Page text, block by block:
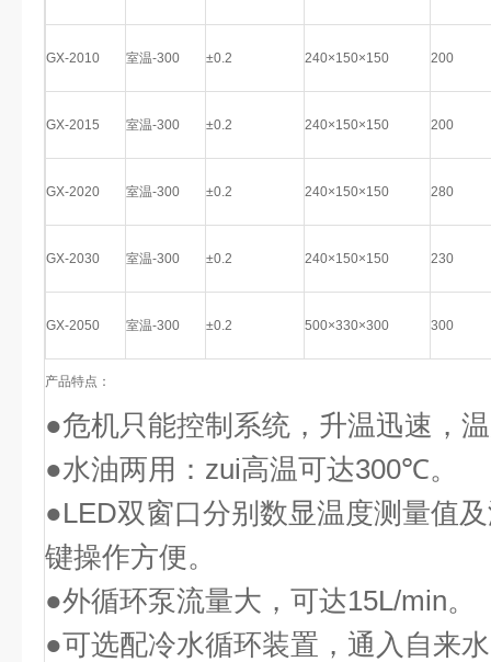
GX-2010 室温-300 ±0.2 240×150×150 200
GX-2015 室温-300 ±0.2 240×150×150 200
GX-2020 室温-300 ±0.2 240×150×150 280
GX-2030 室温-300 ±0.2 240×150×150 230
GX-2050 室温-300 ±0.2 500×330×300 300
产品特点：
●危机只能控制系统，升温迅速，
●水油两用：zui高温可达300℃。
●LED双窗口分别数显温度测量值
键操作方便。
●外循环泵流量大，可达15L/min。
●可选配冷水循环装置，通入自来